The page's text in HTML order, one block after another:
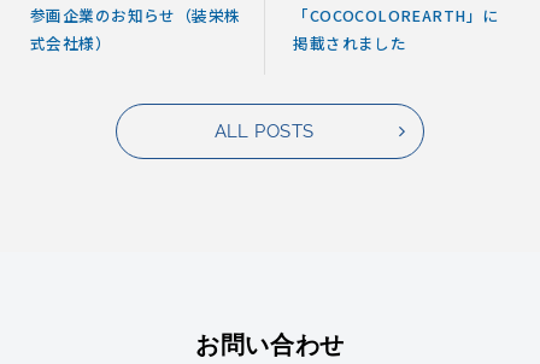
参画企業のお知らせ（装栄株
式会社様）
「COCOCOLOREARTH」に
掲載されました
ALL POSTS
お問い合わせ